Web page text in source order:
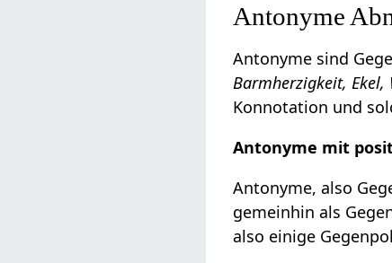
Antonyme
Antonyme sind
Barmherzigkeit,
Konnotation und
Antonyme mit
Antonyme, also
gemeinhin als
also einige